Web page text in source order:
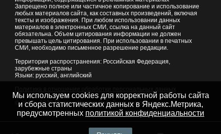
Запрещено полное или частичное копирование и использование
любых материалов сайта, как составных произведений, включая
тексты и изображения. При любом использовании данных
материалов в электронных СМИ, ссылка на данный сайт
обязательна. Объем цитирования информации не должен
превышать цель цитирования. При использовании в печатных
СМИ, необходимо письменное разрешение редакции.
Территория распространения: Российская Федерация,
зарубежные страны
Языки: русский, английский
© 2007 - 2026Портал Читы и Забайкальского края
Мы используем cookies для корректной работы сайта
и сбора статистических данных в Яндекс.Метрика,
предусмотренных политикой конфиденциальности